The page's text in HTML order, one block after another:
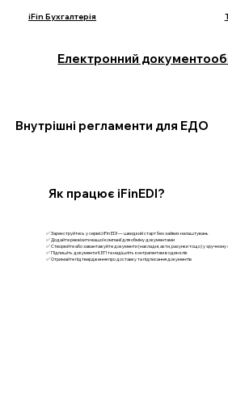
iFin Бухгалтерія
Електронний
Внутрішні регламенти для ЕДО
✅ Зареєструйтесь у сервісі iFin EDI — швидкий старт без зайвих налаштувань
✅ Додайте реквізити вашої компанії для обміну документами
✅ Створюйте або завантажуйте документи (накладні, акти, рахунки тощо) у зручному
✅ Підпишіть документи КЕП та надішліть контрагентам в один клік
✅ Отримайте підтвердження про доставку та підписання документів
Як працює iFinEDI?